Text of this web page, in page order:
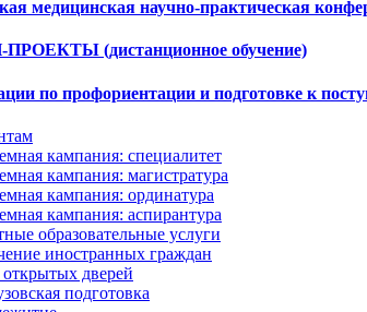
медицинская научно-практическая
(дистанционное обучение)
по профориентации и подготовке к
кампания: специалитет
кампания: магистратура
кампания: ординатура
кампания: аспирантура
образовательные услуги
иностранных граждан
дверей
подготовка